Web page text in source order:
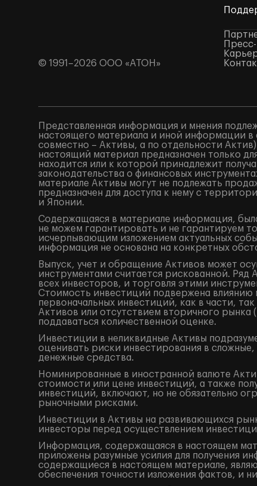
© 1991–2026 ООО «АТОН»
Представленная информация и мнения
настоящего материала и иной информации
совместно – Активы, а по отдельности
настоящий материал предназначен только
находится или к которой принадлежит
законодательства о финансовых
материале Активы могут не подлежать
предназначен для доступа к нему с
и Японии.
Содержащаяся в материале информация,
не можем гарантировать и не гарантируем
исчерпывающим изложением актуальных
информация не основана на конкретных
Выпуск, учет и обращение Активов может
инструментами считается рискованной.
всех инвесторов, и торговля этими
Стоимость инвестиций подвержена влиянию
первоначальных инвестиций, как в части,
Активов или отсутствием вторичного
поддаваться количественной оценке.
Инвестиции в неликвидные Активы
оценивать риски инвестирования в
денежные средства.
Номинированные в иностранной валюте
стоимости или цене инвестиций, а также
инвестиций, включают, но не обязательно
рыночными рисками.
Инвестиции в Активы на развивающихся
инвесторы перед осуществлением
Информация, содержащаяся в настоящем
приложены разумные усилия для получения
содержащиеся в настоящем материале,
обеспечения точности изложения фактов, и